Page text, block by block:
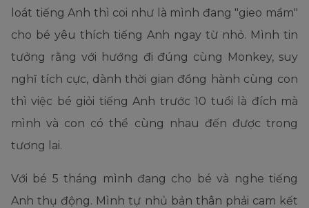
loát tiếng Anh thì coi như là mình đang "gieo mầm"
cho bé yêu thích tiếng Anh ngay từ nhỏ. Mình tin
tưởng rằng với hướng đi đúng cùng Monkey, suy
nghĩ tích cực, dành thời gian đồng hành cùng con
thì việc bé giỏi tiếng Anh trước 10 tuổi là đích mà
mình và con có thể cùng nhau đến được trong
tương lai.
Với bé 5 tháng mình đang cho bé và nghe tiếng
Anh thụ động. Mình tự nhủ bản thân phải cam kết